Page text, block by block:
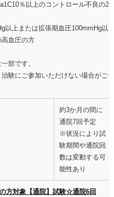
％以上のコントロール不良の2
上または拡張期血圧100mmHg以
血圧の方
部です。
験にご参加いただけない場合がご
約3か月の間に
通院7回予定
※状況により試
験期間や通院回
数は変動する可
能性あり
方対象【通院】試験☆通院6回